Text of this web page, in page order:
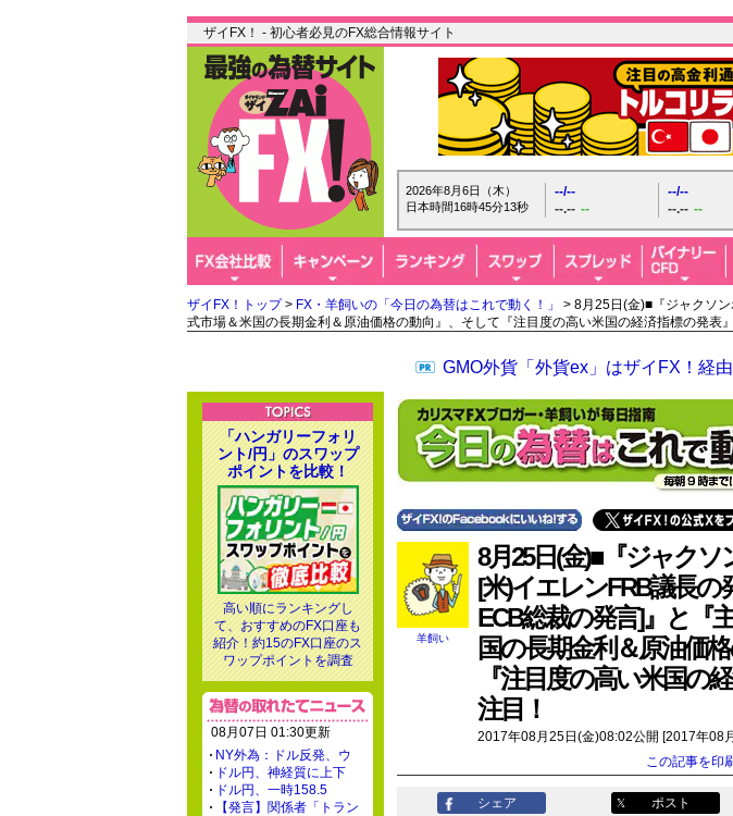
ザイFX！ - 初心者必見のFX総合情報サイト
2026年8月6日（木）
日本時間16時45分14秒
--/--
--.-- --
--/--
--.-- --
ザイFX！トップ> FX・羊飼いの「今日の為替はこれで動く！」
> 8月25日(金)■『ジャクソ
式市場＆米国の長期金利＆原油価格の動向』、そして『注目度の高い米国の経済指標の発表
GMO外貨「外貨ex」はザイFX！経
羊飼い
8月25日(金)■『ジャク
[米)イエレンFRB議長の
ECB総裁の発言]』と『
国の長期金利＆原油価
『注目度の高い米国の
注目！
2017年08月25日(金)08:02公開 [2017年08
この記事を印
シェア ポスト
「ハンガリーフォリ
ント/円」のスワップ
ポイントを比較！
高い順にランキングし
て、おすすめのFX口座も
紹介！約15のFX口座のス
ワップポイントを調査
08月07日 01:30更新
NY外為：ドル反発、ウ
ドル円、神経質に上下
ドル円、一時158.5
【発言】関係者「トラン